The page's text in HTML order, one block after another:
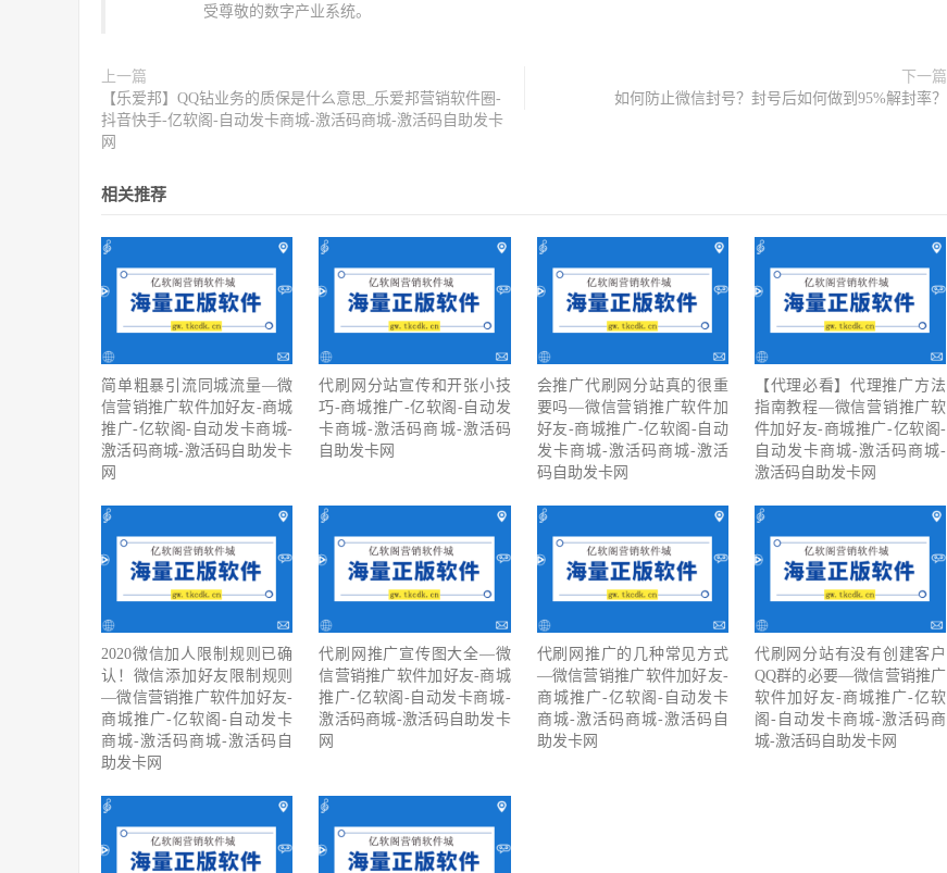
受尊敬的数字产业系统。
上一篇
【乐爱邦】QQ钻业务的质保是什么意思_乐爱邦营销软件圈-
抖音快手-亿软阁-自动发卡商城-激活码商城-激活码自助发卡
网
下一篇
如何防止微信封号？封号后如何做到95%解封率？
相关推荐
简单粗暴引流同城流量—微
信营销推广软件加好友-商城
推广-亿软阁-自动发卡商城-
激活码商城-激活码自助发卡
网
代刷网分站宣传和开张小技
巧-商城推广-亿软阁-自动发
卡商城-激活码商城-激活码
自助发卡网
会推广代刷网分站真的很重
要吗—微信营销推广软件加
好友-商城推广-亿软阁-自动
发卡商城-激活码商城-激活
码自助发卡网
【代理必看】‍代理推广方法
指南教程—微信营销推广软
件加好友-商城推广-亿软阁-
自动发卡商城-激活码商城-
激活码自助发卡网
2020微信加人限制规则已确
认！微信添加好友限制规则
—微信营销推广软件加好友-
商城推广-亿软阁-自动发卡
商城-激活码商城-激活码自
助发卡网
代刷网推广宣传图大全—微
信营销推广软件加好友-商城
推广-亿软阁-自动发卡商城-
激活码商城-激活码自助发卡
网
代刷网推广的几种常见方式
—微信营销推广软件加好友-
商城推广-亿软阁-自动发卡
商城-激活码商城-激活码自
助发卡网
代刷网分站有没有创建客户
QQ群的必要—微信营销推广
软件加好友-商城推广-亿软
阁-自动发卡商城-激活码商
城-激活码自助发卡网